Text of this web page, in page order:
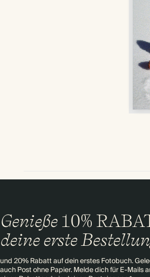
Genieße 10%
deine erste
und 20% Rabatt auf dein erstes Fotobuch.
auch Post ohne Papier. Melde dich für E-Mails